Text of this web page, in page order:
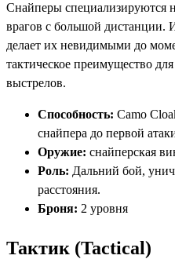
Снайперы специализируются
врагов с большой дистанции.
делает их невидимыми до
тактическое преимущество
выстрелов.
Способность: Camo
снайпера до первой
Оружие: снайперская
Роль: Дальний бой,
расстояния.
Броня: 2 уровня​
Тактик (Tactical)